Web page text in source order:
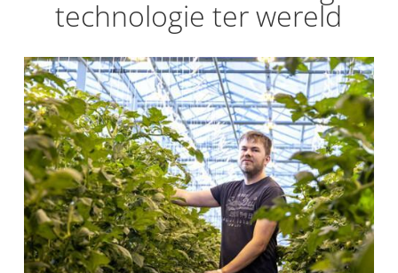
tech­no­lo­gie ter wereld